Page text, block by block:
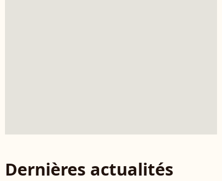
Dernières actualités